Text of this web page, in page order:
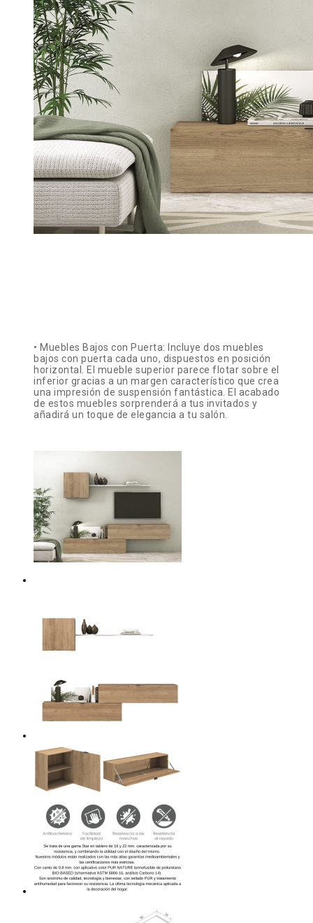
• Muebles Bajos con Puerta: Incluye dos muebles
bajos con puerta cada uno, dispuestos en posición
horizontal. El mueble superior parece flotar sobre el
inferior gracias a un margen característico que crea
una impresión de suspensión fantástica. El acabado
de estos muebles sorprenderá a tus invitados y
añadirá un toque de elegancia a tu salón.